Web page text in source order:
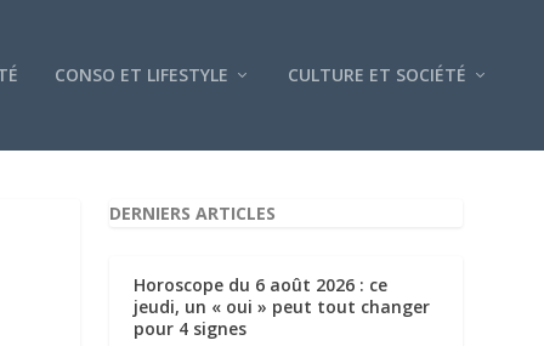
CONSO ET LIFESTYLE CULTURE ET SOCIÉTÉ
DERNIERS ARTICLES
Horoscope du 6 août 2026 : ce
jeudi, un « oui » peut tout changer
pour 4 signes